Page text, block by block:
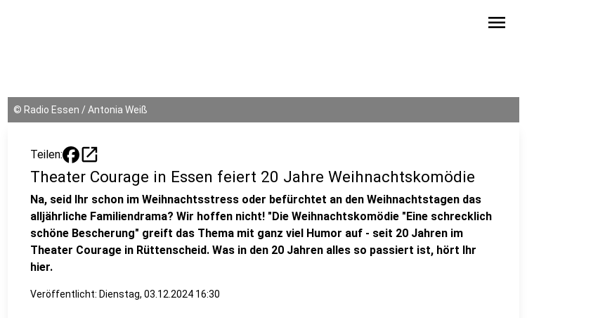
menu
© Radio Essen / Antonia Weiß
Teilen: open_in_new
Theater Courage in Essen feiert 20 Jahre Weihnachtskomödie
Na, seid Ihr schon im Weihnachtsstress oder befürchtet an den Weihnachtstagen das
alljährliche Familiendrama? Wir hoffen nicht! "Die Weihnachtskomödie "Eine schrecklich
schöne Bescherung" greift das Thema mit ganz viel Humor auf - seit 20 Jahren im
Theater Courage in Rüttenscheid. Was in den 20 Jahren alles so passiert ist, hört Ihr
hier.
Veröffentlicht: Dienstag, 03.12.2024 16:30